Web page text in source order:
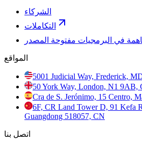
الشركاء
التكاملات
في البرمجيات مفتوحة المصدر
المواقع
5001 Judicial Way, Frederick,
50 York Way, London, N1 9AB,
Cra de S. Jerónimo, 15 Centro,
6F, CR Land Tower D, 91 Kefa
Guangdong 518057, CN
اتصل بنا